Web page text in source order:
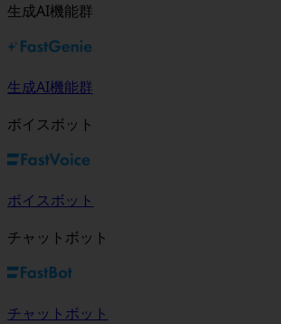
生成AI機能群
生成AI機能群
ボイスボット
ボイスボット
チャットボット
チャットボット